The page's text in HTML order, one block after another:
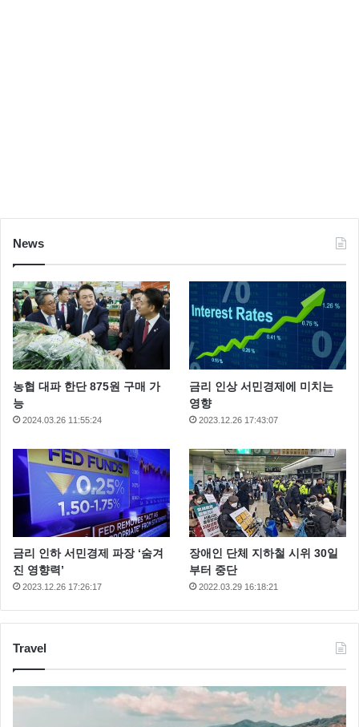
News
농협 대파 한단 875원 구매 가
능
2024.03.26 11:55:24
금리 인상 서민경제에 미치는
영향
2023.12.26 17:43:07
금리 인하 서민경제 파장 ‘숨겨
진 영향력’
2023.12.26 17:26:17
장애인 단체 지하철 시위 30일
부터 중단
2022.03.29 16:18:21
Travel